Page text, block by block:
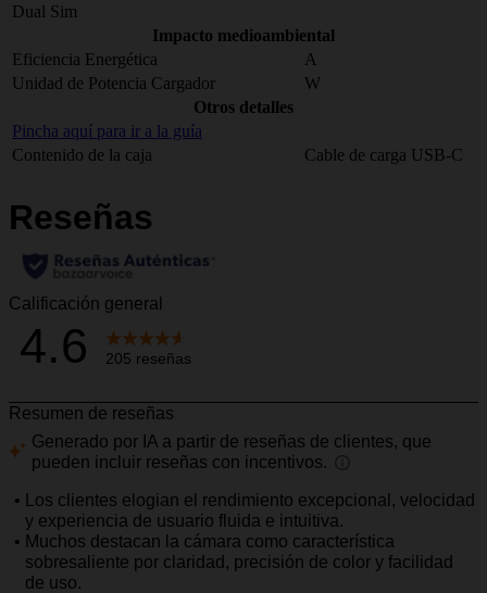
Dual Sim
Impacto medioambiental
Eficiencia Energética
A
Unidad de Potencia Cargador
W
Otros detalles
Pincha aquí para ir a la guía
Contenido de la caja
Cable de carga USB-C